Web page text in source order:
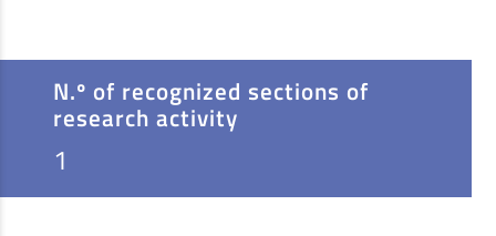
N.º of recognized sections of
research activity
1